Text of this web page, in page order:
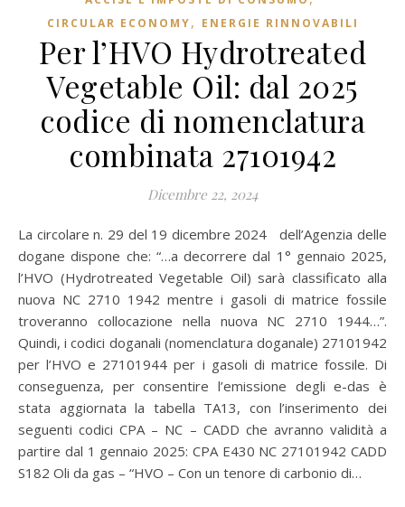
CIRCULAR ECONOMY, ENERGIE RINNOVABILI
Per l’HVO Hydrotreated
Vegetable Oil: dal 2025
codice di nomenclatura
combinata 27101942
Dicembre 22, 2024
La circolare n. 29 del 19 dicembre 2024 dell’Agenzia delle
dogane dispone che: “…a decorrere dal 1° gennaio 2025,
l’HVO (Hydrotreated Vegetable Oil) sarà classificato alla
nuova NC 2710 1942 mentre i gasoli di matrice fossile
troveranno collocazione nella nuova NC 2710 1944…”.
Quindi, i codici doganali (nomenclatura doganale) 27101942
per l’HVO e 27101944 per i gasoli di matrice fossile. Di
conseguenza, per consentire l’emissione degli e-das è
stata aggiornata la tabella TA13, con l’inserimento dei
seguenti codici CPA – NC – CADD che avranno validità a
partire dal 1 gennaio 2025: CPA E430 NC 27101942 CADD
S182 Oli da gas – “HVO – Con un tenore di carbonio di…